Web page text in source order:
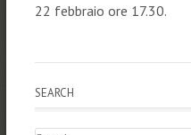
22 febbraio ore 17.30.
SEARCH